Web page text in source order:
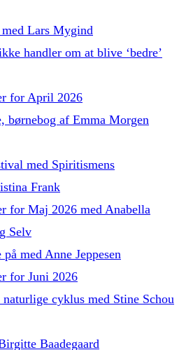
Lars Mygind
handler om at blive ‘bedre’
for April 2026
børnebog af Emma Morgen
med Spiritismens
Frank
for Maj 2026 med Anabella
Selv
med Anne Jeppesen
for Juni 2026
cyklus med Stine Schou
Baadegaard